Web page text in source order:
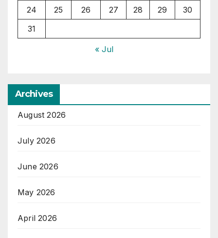
24
25 26 27 28 29
30
31
« Jul
Archives
August 2026
July 2026
June 2026
May 2026
April 2026